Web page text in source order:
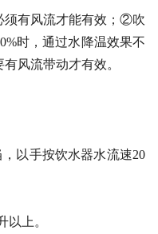
有风流才能有效；②吹
时，通过水降温效果不
风流带动才有效。
以手按饮水器水流速20
以上。